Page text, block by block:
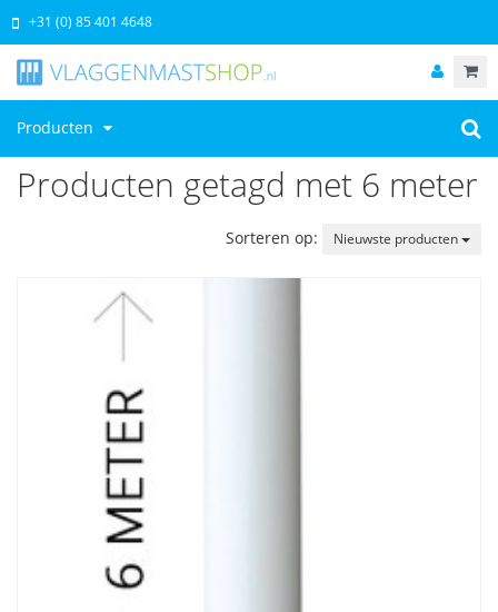
Producten
+31 (0) 85 401 4648
Producten getagd met 6 meter
Sorteren op: Nieuwste producten